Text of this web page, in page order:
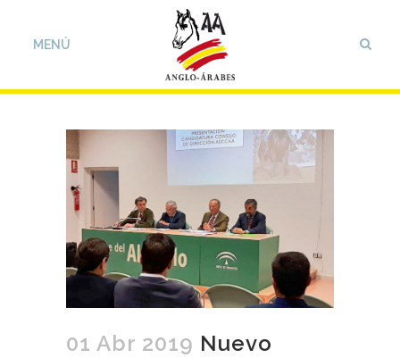
01 Abr 2019 Nuevo